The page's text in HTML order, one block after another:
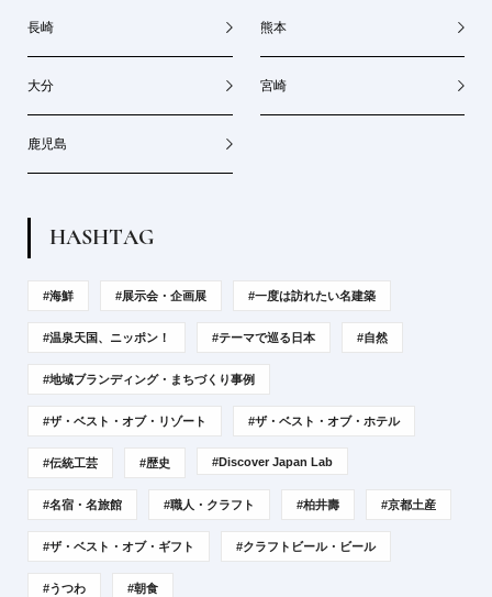
長崎 熊本
大分 宮崎
鹿児島
HASHTAG
#海鮮 #展示会・企画展 #一度は訪れたい名建築
#温泉天国、ニッポン！ #テーマで巡る日本 #自然
#地域ブランディング・まちづくり事例
#ザ・ベスト・オブ・リゾート #ザ・ベスト・オブ・ホテル
#伝統工芸 #歴史 #Discover Japan Lab
#名宿・名旅館 #職人・クラフト #柏井壽 #京都土産
#ザ・ベスト・オブ・ギフト #クラフトビール・ビール
#うつわ #朝食